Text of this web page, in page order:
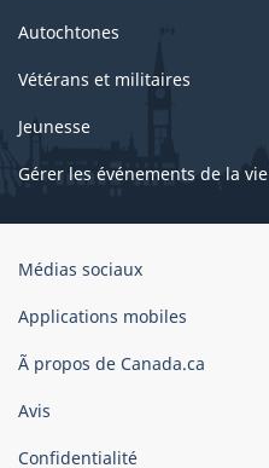
Autochtones
Vétérans et militaires
Jeunesse
Gérer les événements de la vie
Organisation
gouvernement
Canada
Médias sociaux
Applications mobiles
Ã propos de Canada.ca
Avis
Confidentialité